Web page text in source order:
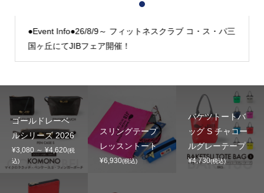
●Event Info●26/8/9～ フィットネスクラブ コ・ス・パ三
国ヶ丘にてJIBフェア開催！
3
ゴールドレーベ
ルシリーズ 2026
¥3,080 ～ ¥4,620(税
込)
スリングテープ
レッスントート
¥6,930(税込)
バケツトートバ
ッグ S チャコー
ルグレーテープ
¥4,730(税込)